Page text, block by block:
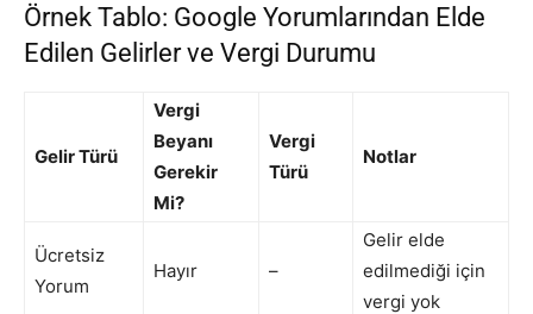
Örnek Tablo: Google Yorumlarından Elde
Edilen Gelirler ve Vergi Durumu
Gelir Türü
Vergi
Beyanı
Gerekir
Mi?
Vergi
Türü
Notlar
Ücretsiz
Yorum
Hayır –
Gelir elde
edilmediği için
vergi yok